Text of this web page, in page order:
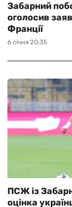
6 січня 20:35
Забарний
оголосив
Франції
ПСЖ із
оцінка